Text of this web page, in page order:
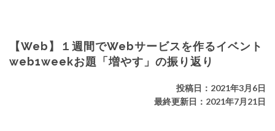
【Web】１週間でWebサービスを作るイベント
web1weekお題「増やす」の振り返り
投稿日：2021年3月6日
最終更新日：2021年7月21日